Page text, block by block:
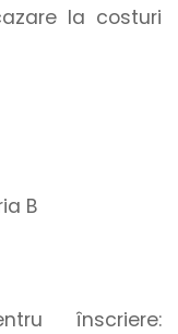
la costuri
B
înscriere: